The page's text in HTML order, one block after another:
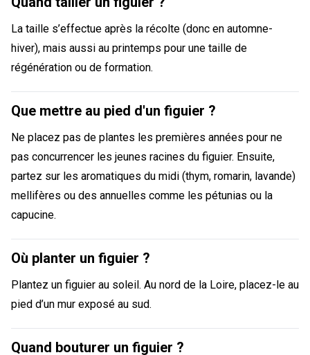
La taille s’effectue après la récolte (donc en automne-
hiver), mais aussi au printemps pour une taille de
régénération ou de formation.
Que mettre au pied d'un figuier ?
Ne placez pas de plantes les premières années pour ne
pas concurrencer les jeunes racines du figuier. Ensuite,
partez sur les aromatiques du midi (thym, romarin, lavande)
mellifères ou des annuelles comme les pétunias ou la
capucine.
Où planter un figuier ?
Plantez un figuier au soleil. Au nord de la Loire, placez-le au
pied d’un mur exposé au sud.
Quand bouturer un figuier ?